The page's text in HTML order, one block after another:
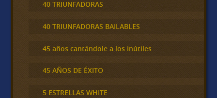
40 TRIUNFADORAS
40 TRIUNFADORAS BAILABLES
45 años cantándole a los inútiles
45 AÑOS DE ÉXITO
5 ESTRELLAS WHITE